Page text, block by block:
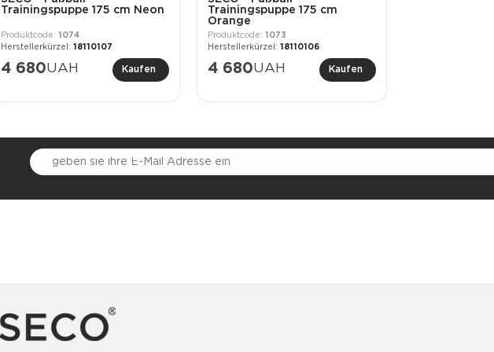
Trainingspuppe 175 cm Neon
1074
18110107
4 680UAH Kaufen
Trainingspuppe 175 cm
Orange
1073
18110106
4 680UAH Kaufen